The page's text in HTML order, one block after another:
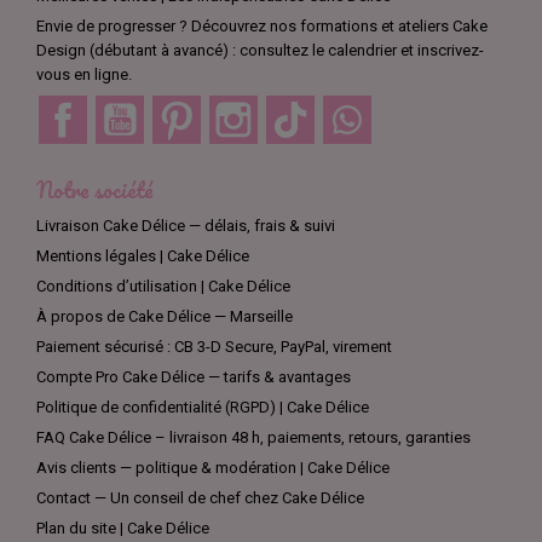
Envie de progresser ? Découvrez nos formations et ateliers Cake
Design (débutant à avancé) : consultez le calendrier et inscrivez-
vous en ligne.
Facebook YouTube Pinterest Instagram TikTok
Notre société
Livraison Cake Délice — délais, frais & suivi
Mentions légales | Cake Délice
Conditions d’utilisation | Cake Délice
À propos de Cake Délice — Marseille
Paiement sécurisé : CB 3-D Secure, PayPal, virement
Compte Pro Cake Délice — tarifs & avantages
Politique de confidentialité (RGPD) | Cake Délice
FAQ Cake Délice – livraison 48 h, paiements, retours, garanties
Avis clients — politique & modération | Cake Délice
Contact — Un conseil de chef chez Cake Délice
Plan du site | Cake Délice